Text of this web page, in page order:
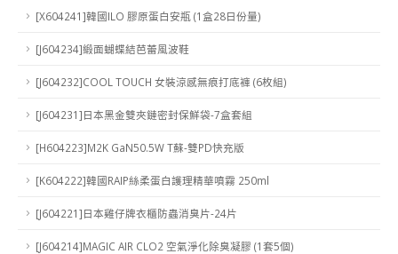
[X604241]韓國ILO 膠原蛋白安瓶 (1盒28日份量)
[J604234]緞面蝴蝶結芭蕾風波鞋
[J604232]COOL TOUCH 女裝涼感無痕打底褲 (6枚組)
[J604231]日本黑金雙夾鏈密封保鮮袋-7盒套組
[H604223]M2K GaN50.5W T蘇-雙PD快充版
[K604222]韓國RAIP絲柔蛋白護理精華噴霧 250ml
[J604221]日本雞仔牌衣櫃防蟲消臭片-24片
[J604214]MAGIC AIR CLO2 空氣淨化除臭凝膠 (1套5個)